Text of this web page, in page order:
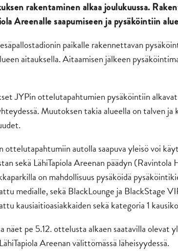
rakentaminen alkaa joulukuussa.
Areenalle saapumiseen ja pysäköintiin
paikalle rakennettavan
aitauksella. Aitaamisen jälkeen
JYPin ottelutapahtumien pysäköintiin
Muutoksen takia alueella on talven ja
ottelutapahtumiin autolla saapuva yleisö voi
sekä LähiTapiola Areenan päädyn
on mahdollisuus pysäköidä
medialle, sekä BlackLounge ja BlackStage
kausiaitioasiakkaiden sekä kategoria 1
näet pe 5.12. ottelusta alkaen saatavilla olevat
Areenan välittömässä läheisyydessä.